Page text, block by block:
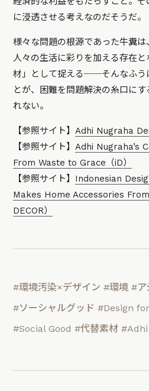
に浸透させる考えなのだそうだ。
様々な問題の根源であった牛糞は
人々の生活に彩りを加える存在
材」として捉える──そんなふう
とが、困難を問題解決の糸口に
れない。
【参照サイト】Adhi Nugraha
【参照サイト】Adhi Nugraha’s
From Waste to Grace（iD）
【参照サイト】 Indonesian
Makes Home Accessories
DECOR）
#環境汚染×デザイン #環境 #ア
#ソーシャルグッド #Design
#Social Good #代替素材